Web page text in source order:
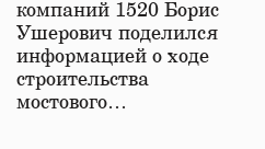
компаний 1520 Борис
Ушерович поделился
информацией о ходе
строительства
мостового…